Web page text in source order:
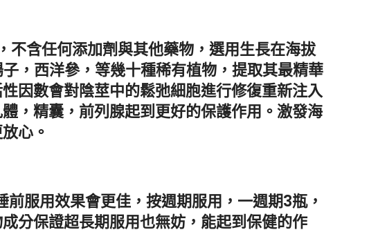
不含任何添加劑與其他藥物，選用生長在海拔
，西洋參，等幾十種稀有植物，提取其最精華
因數會對陰莖中的鬆弛細胞進行修復重新注入
，精囊，前列腺起到更好的保護作用。激發海
心。
服用效果會更佳，按週期服用，一週期3瓶，
分保證超長期服用也無妨，能起到保健的作